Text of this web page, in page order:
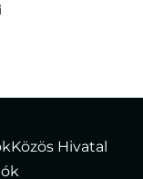
Közös Hivatal